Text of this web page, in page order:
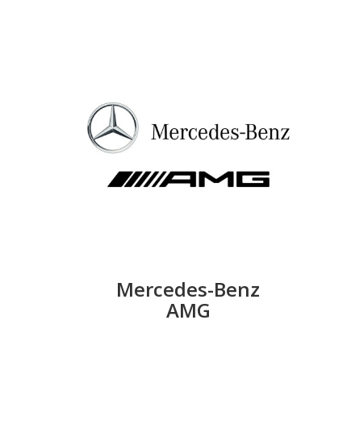
Mercedes-Benz
AMG